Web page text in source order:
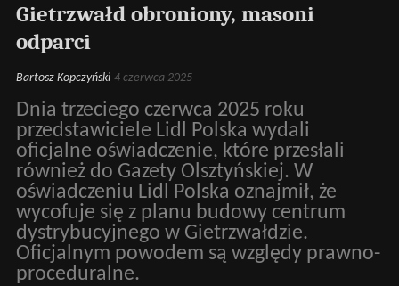
Gietrzwałd obroniony, masoni
odparci
Bartosz Kopczyński 4 czerwca 2025
Dnia trzeciego czerwca 2025 roku
przedstawiciele Lidl Polska wydali
oficjalne oświadczenie, które przesłali
również do Gazety Olsztyńskiej. W
oświadczeniu Lidl Polska oznajmił, że
wycofuje się z planu budowy centrum
dystrybucyjnego w Gietrzwałdzie.
Oficjalnym powodem są względy prawno-
proceduralne.